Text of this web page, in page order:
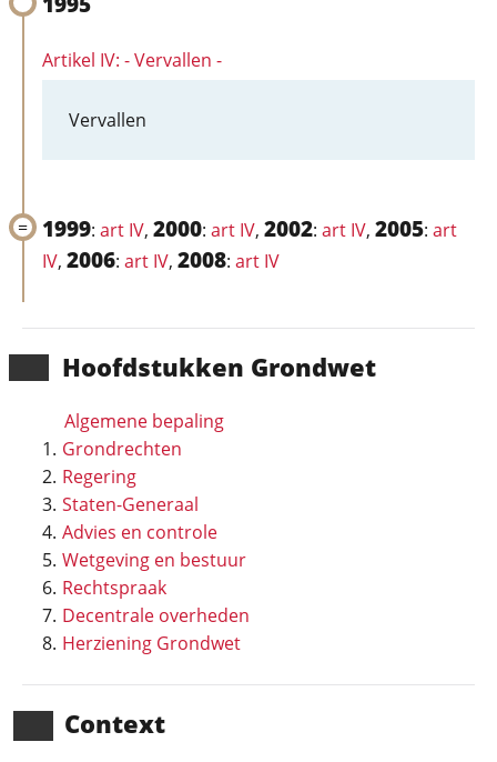
Hoofd­stukken Grondwet
Algemene bepaling
Grondrechten
Regering
Staten-Generaal
Advies en controle
Wetgeving en bestuur
Rechtspraak
Decentrale overheden
Herziening Grondwet
Context
Artikel IV: - Vervallen -
Vervallen
1999: art IV, 2000: art IV, 2002: art IV, 2005: art
IV, 2006: art IV, 2008: art IV